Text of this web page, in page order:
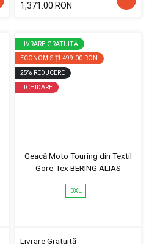
1,371.00 RON
LIVRARE GRATUITĂ
ECONOMISIȚI 499.00 RON
25% REDUCERE
LICHIDARE
Geacă Moto Touring din Textil
Gore-Tex BERING ALIAS
3XL
Livrare Gratuită